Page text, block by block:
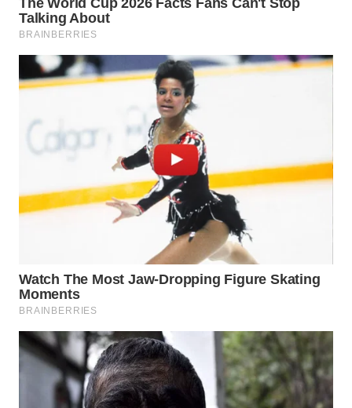
Wahana
Media
WAHANA
WAHANA
TANI
WAHANA
ADVOKAT
INFRASTRUKTUR
WAHANA
KONSUMEN
WAHANA
LISTRIK